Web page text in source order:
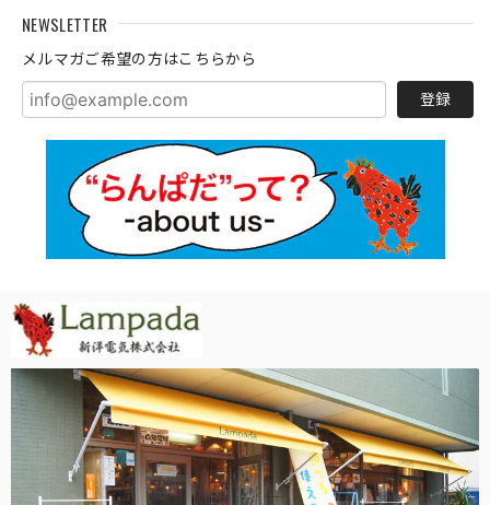
NEWSLETTER
メルマガご希望の方はこちらから
登録